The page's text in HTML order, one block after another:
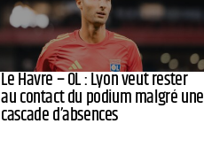
Le Havre – OL : Lyon veut rester
au contact du podium malgré une
cascade d’absences